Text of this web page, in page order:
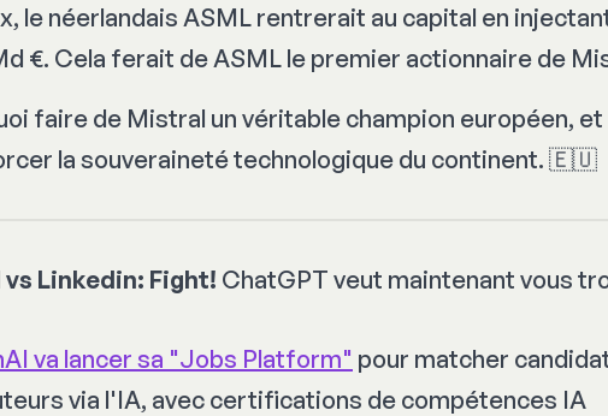
le néerlandais ASML rentrerait au capital en
€. Cela ferait de ASML le premier actionnaire de
faire de Mistral un véritable champion européen, et
la souveraineté technologique du continent. 🇪🇺
vs Linkedin: Fight! ChatGPT veut maintenant vous
va lancer sa "Jobs Platform" pour matcher
via l'IA, avec certifications de compétences IA